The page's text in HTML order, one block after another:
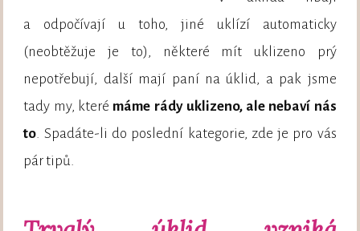
a odpočívají u toho, jiné uklízí automaticky
(neobtěžuje je to), některé mít uklizeno prý
nepotřebují, další mají paní na úklid, a pak jsme
tady my, které máme rády uklizeno, ale nebaví nás
to . Spadáte-li do poslední kategorie, zde je pro vás
pár tipů.